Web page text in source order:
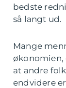
bedste
så langt ud.
Mange
økonomien,
at andre
endvidere